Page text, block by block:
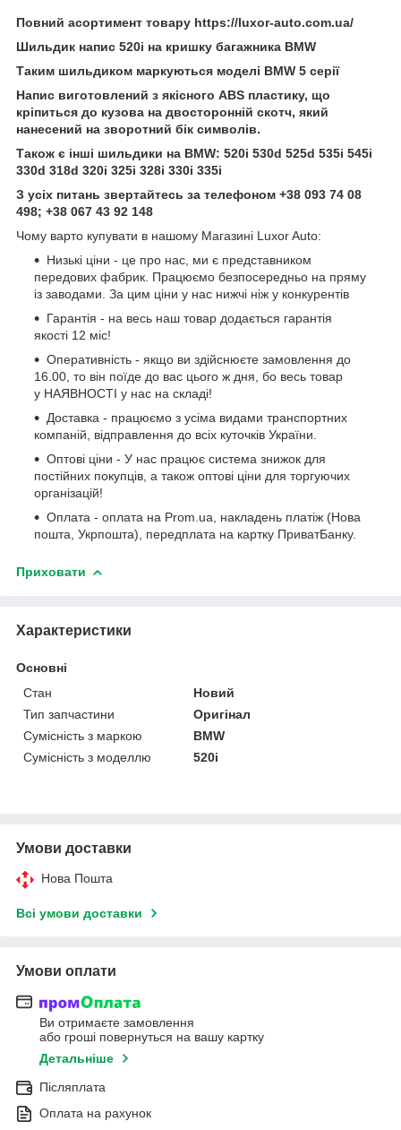
Повний асортимент товару https://luxor-auto.com.ua/
Шильдик напис 520і на кришку багажника BMW
Таким шильдиком маркуються моделі BMW 5 серії
Напис виготовлений з якісного ABS пластику, що
кріпиться до кузова на двосторонній скотч, який
нанесений на зворотний бік символів.
Також є інші шильдики на BMW: 520i 530d 525d 535i 545i
330d 318d 320i 325i 328i 330i 335i
З усіх питань звертайтесь за телефоном +38 093 74 08
498; +38 067 43 92 148
Чому варто купувати в нашому Магазині Luxor Auto:
Низькі ціни - це про нас, ми є представником
передових фабрик. Працюємо безпосередньо на пряму
із заводами. За цим ціни у нас нижчі ніж у конкурентів
Гарантія - на весь наш товар додається гарантія
якості 12 міс!
Оперативність - якщо ви здійснюєте замовлення до
16.00, то він поїде до вас цього ж дня, бо весь товар
у НАЯВНОСТІ у нас на складі!
Доставка - працюємо з усіма видами транспортних
компаній, відправлення до всіх куточків України.
Оптові ціни - У нас працює система знижок для
постійних покупців, а також оптові ціни для торгуючих
організацій!
Оплата - оплата на Prom.ua, накладень платіж (Нова
пошта, Укрпошта), передплата на картку ПриватБанку.
Приховати
Характеристики
Основні
Стан
Новий
Тип запчастини
Оригінал
Сумісність з маркою
BMW
Сумісність з моделлю
520i
Умови доставки
Нова Пошта
Всі умови доставки
Умови оплати
Ви отримаєте замовлення
або гроші повернуться на вашу картку
Детальніше
Післяплата
Оплата на рахунок